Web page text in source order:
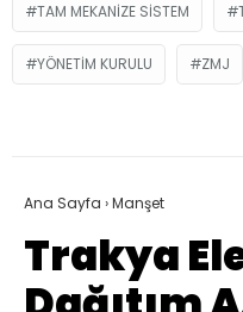
TAM MEKANIZE SISTEM
YÖNETIM KURULU ZMJ
Ana Sayfa ›Manşet
Trakya